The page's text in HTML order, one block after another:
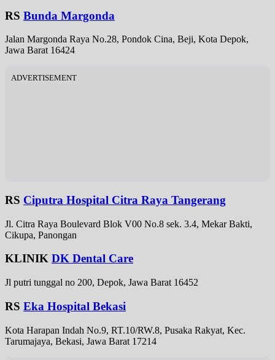
RS Bunda Margonda
Jalan Margonda Raya No.28, Pondok Cina, Beji, Kota Depok,
Jawa Barat 16424
ADVERTISEMENT
RS Ciputra Hospital Citra Raya Tangerang
Jl. Citra Raya Boulevard Blok V00 No.8 sek. 3.4, Mekar Bakti,
Cikupa, Panongan
KLINIK DK Dental Care
Jl putri tunggal no 200, Depok, Jawa Barat 16452
RS Eka Hospital Bekasi
Kota Harapan Indah No.9, RT.10/RW.8, Pusaka Rakyat, Kec.
Tarumajaya, Bekasi, Jawa Barat 17214